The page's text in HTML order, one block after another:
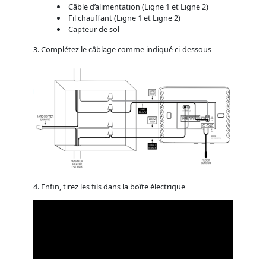
Câble d’alimentation (Ligne 1 et Ligne 2)
Fil chauffant (Ligne 1 et Ligne 2)
Capteur de sol
3. Complétez le câblage comme indiqué ci-dessous
4. Enfin, tirez les fils dans la boîte électrique